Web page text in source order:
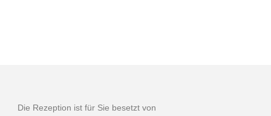
Die Rezeption ist für Sie besetzt von